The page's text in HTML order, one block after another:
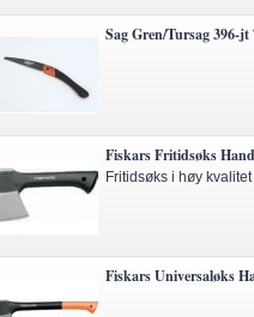
Sag Gren/Tursag 396-jt
Fiskars Fritidsøks
Fritidsøks i høy kvalitet
Fiskars Universaløks